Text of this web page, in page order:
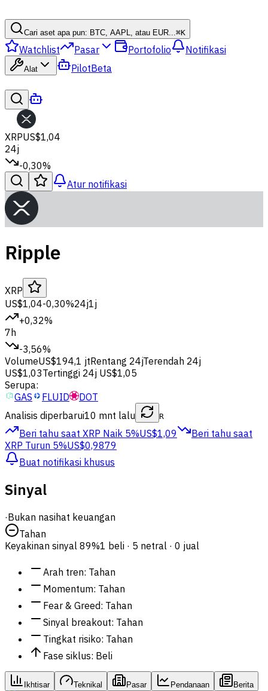
Cari aset apa pun: BTC, AAPL, atau EUR...⌘K
Watchlist Pasar Portofolio Notifikasi
Alat PilotBeta
XRPUS$1,04
24j
-0,30%
Atur notifikasi
Ripple
XRP
US$1,04-0,30%24j1j
+0,32%
7h
-3,56%
VolumeUS$194,1 jtRentang 24jTerendah 24j
US$1,03Tertinggi 24j US$1,05
Serupa:
GAS
FLUID
DOT
Analisis diperbarui10 mnt lalu R
Beri tahu saat XRP Naik 5%US$1,09
Beri tahu saat
XRP Turun 5%US$0,9879
Buat notifikasi khusus
Sinyal
·Bukan nasihat keuangan
Tahan
Keyakinan sinyal 89%1 beli · 5 netral · 0 jual
Arah tren: Tahan
Momentum: Tahan
Fear & Greed: Tahan
Sinyal breakout: Tahan
Tingkat risiko: Tahan
Fase siklus: Beli
Ikhtisar Teknikal Pasar Pendanaan Berita